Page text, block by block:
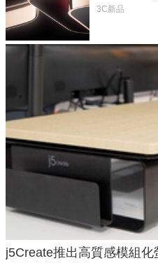
元
3C新品
j5Create推出高質感模組